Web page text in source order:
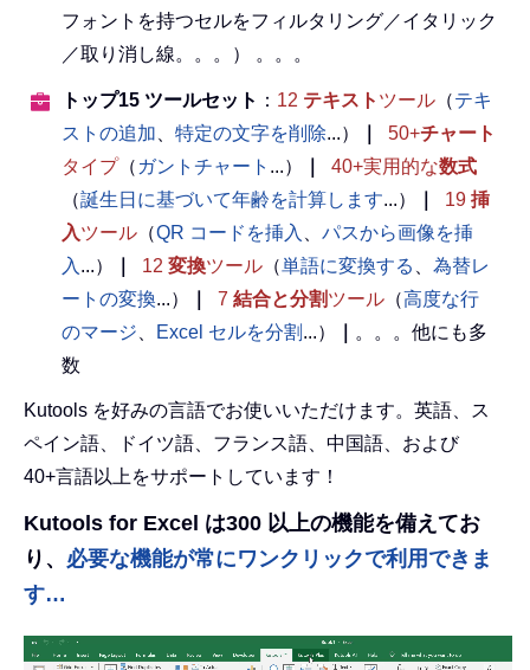
フォントを持つセルをフィルタリング／イタリック
／取り消し線。。。） 。。。
トップ15 ツールセット ： 12 テキスト ツール （テキ
ストの追加
特定の文字を削除...） 50+チャート
タイプ（ ガントチャート ...） 40+実用的な数式
（誕生日に基づいて年齢を計算します...） 19 挿
入ツール （QR コードを挿入
パスから画像を挿
入 ...） 12 変換ツール （単語に変換する
為替レ
ートの変換...） 7 結合と分割ツール （高度な行
のマージ
Excel セルを分割 ...）
。。。他にも多
数
Kutools を好みの言語でお使いいただけます。英語、ス
ペイン語、ドイツ語、フランス語、中国語、および
40+言語以上をサポートしています！
Kutools for Excel は300 以上の機能を備えてお
り、 必要な機能が常にワンクリックで利用できま
す…